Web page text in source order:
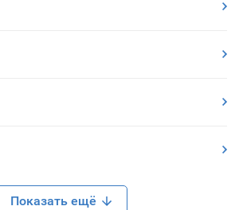
Показать ещё